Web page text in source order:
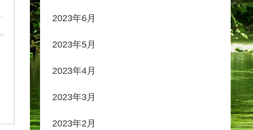
2023年6月
2023年5月
2023年4月
2023年3月
2023年2月